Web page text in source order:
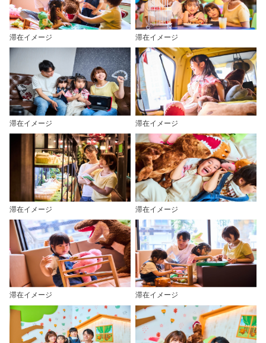
滞在イメージ 滞在イメージ
滞在イメージ 滞在イメージ
滞在イメージ 滞在イメージ
滞在イメージ 滞在イメージ